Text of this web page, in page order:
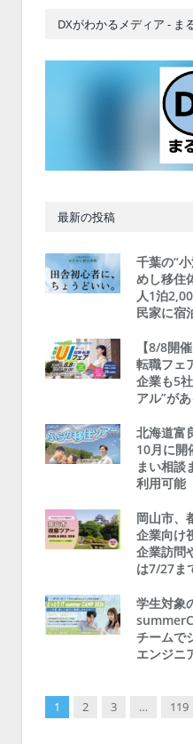
DXがわかるメディア - ま
最新の投稿
千葉の“
めし移住
人1泊
民家に宿
【8/8開
転職フェ
企業も5
アル”が
北海道富
10月に開
まい相談
利用可能
岡山市、
企業向け
企業訪問
は7/27ま
学生対象
チームで
エンジニ
1 2 3 … 119